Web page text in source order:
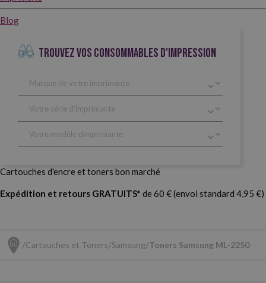
Blog
TROUVEZ VOS CONSOMMABLES D'IMPRESSION
Cartouches d'encre et toners bon marché
Expédition et retours GRATUITS* de 60 € (envoi standard 4,95 €)
Cartouches et Toners Samsung Toners Samsung ML-2250